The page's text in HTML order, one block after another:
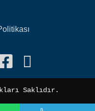
Saklıdır.